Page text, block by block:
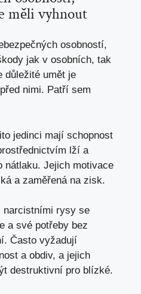
měli vyhnout
osobností,
jak v osobních, tak
důležité umět je
nimi. Patří sem
jedinci mají schopnost
lží a
nátlaku. Jejich motivace
a zaměřená na zisk.
narcistními rysy se
a své potřeby bez
Často vyžadují
a obdiv, a jejich
destruktivní pro blízké.